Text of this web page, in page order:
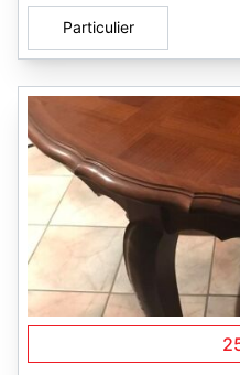
Particulier